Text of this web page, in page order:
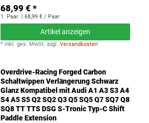
68,99 € *
1 Paar | 68,99 € / Paar
Artikel anzeigen
* inkl. ges. MwSt. zzgl.Versandkosten
Overdrive-Racing Forged Carbon
Schaltwippen Verlängerung Schwarz
Glanz Kompatibel mit Audi A1 A3 S3 A4
S4 A5 S5 Q2 SQ2 Q3 Q5 SQ5 Q7 SQ7 Q8
SQ8 TT TTS DSG S-Tronic Typ-C Shift
Paddle Extension